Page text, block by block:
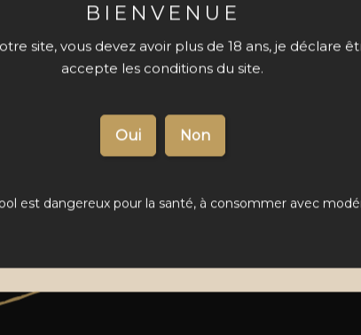
BIENVENUE
site, vous devez avoir plus de 18 ans, je déclare
accepte les conditions du site.
est dangereux pour la santé, à consommer avec